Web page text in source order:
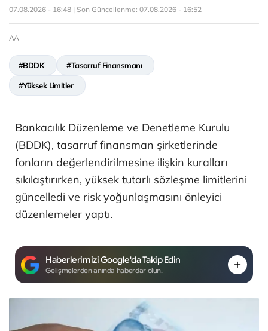
07.08.2026 - 16:48 | Son Güncellenme: 07.08.2026 - 16:52
AA
#BDDK #Tasarruf Finansmanı
#Yüksek Limitler
Bankacılık Düzenleme ve Denetleme Kurulu
(BDDK), tasarruf finansman şirketlerinde
fonların değerlendirilmesine ilişkin kuralları
sıkılaştırırken, yüksek tutarlı sözleşme limitlerini
güncelledi ve risk yoğunlaşmasını önleyici
düzenlemeler yaptı.
Haberlerimizi Google'da Takip Edin
Gelişmelerden anında haberdar olun.